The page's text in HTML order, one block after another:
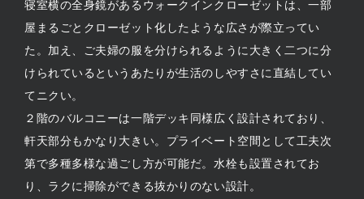
寝室横の全身鏡があるウォークインクローゼットは、一部
屋まるごとクローゼット化したような広さが際立ってい
た。加え、ご夫婦の服を分けられるように大きく二つに分
けられているというあたりが生活のしやすさに直結してい
てニクい。
２階のバルコニーは一階デッキ同様広く設計されており、
軒天部分もかなり大きい。プライベート空間として工夫次
第で多種多様な過ごし方が可能だ。水栓も設置されてお
り、ラクに掃除ができる抜かりのない設計。